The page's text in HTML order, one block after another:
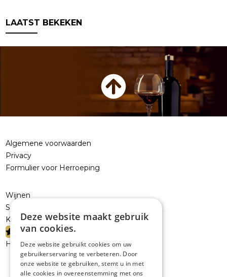
LAATST BEKEKEN
Algemene voorwaarden
Privacy
Formulier voor Herroeping
Wijnen
Sterke dranken
Kelderresten
PROMOTIES
Handelaars
Deze website maakt gebruik
van cookies.
Deze website gebruikt cookies om uw
gebruikerservaring te verbeteren. Door
onze website te gebruiken, stemt u in met
alle cookies in overeenstemming met ons